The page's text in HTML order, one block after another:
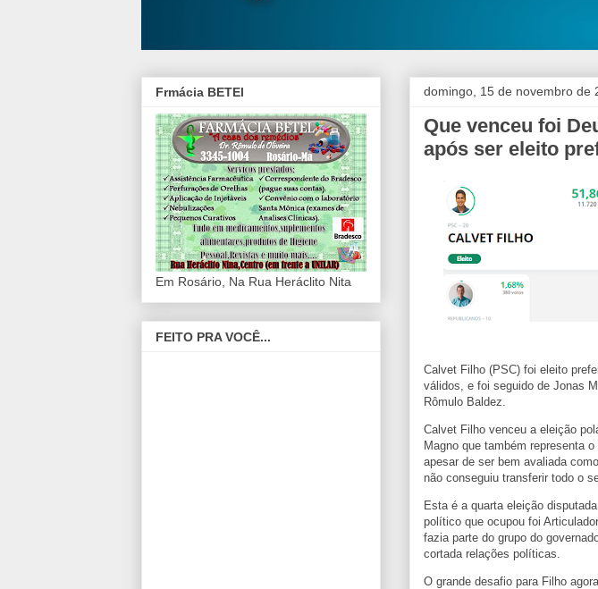
domingo, 15 de novembro de
Que venceu foi
após ser eleito
Calvet Filho (PSC) foi eleito
válidos, e foi seguido de Jonas
Rômulo Baldez.
Calvet Filho venceu a eleição
Magno que também representa
apesar de ser bem avaliada
não conseguiu transferir todo o
Esta é a quarta eleição
político que ocupou foi
fazia parte do grupo do
cortada relações políticas.
O grande desafio para Filho
Frmácia BETEl
Em Rosário, Na Rua Heráclito Nita
FEITO PRA VOCÊ...